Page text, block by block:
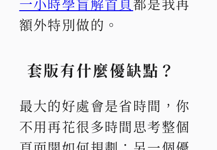
額外特別做的。
套版有什麼優缺點？
最大的好處會是省時間，你
不用再花很多時間思考整個